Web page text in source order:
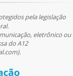
pela legislação
eletrônico ou
do A12